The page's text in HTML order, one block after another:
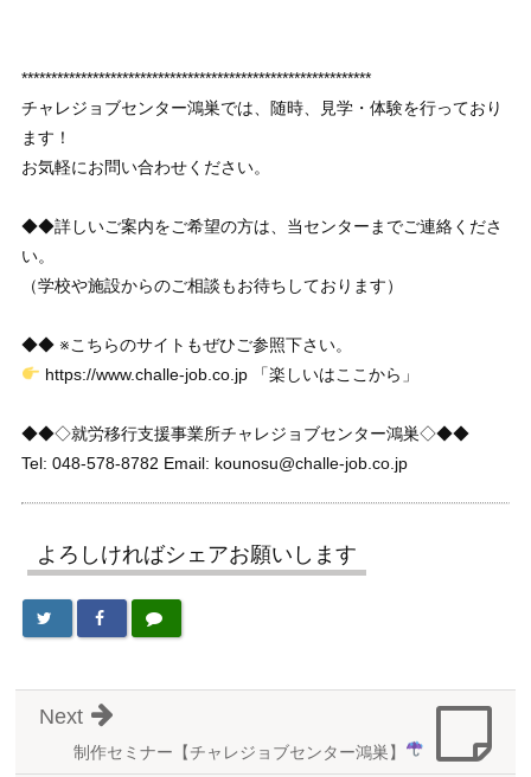
***********************************************************
チャレジョブセンター鴻巣では、随時、見学・体験を行っており
ます！
お気軽にお問い合わせください。
◆◆詳しいご案内をご希望の方は、当センターまでご連絡くださ
い。
（学校や施設からのご相談もお待ちしております）
◆◆ ※こちらのサイトもぜひご参照下さい。
https://www.challe-job.co.jp 「楽しいはここから」
◆◆◇就労移行支援事業所チャレジョブセンター鴻巣◇◆◆
Tel: 048-578-8782 Email: kounosu@challe-job.co.jp
よろしければシェアお願いします
制作セミナー【チャレジョブセンター鴻巣】
Next